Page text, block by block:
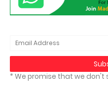
* We promise that we don't